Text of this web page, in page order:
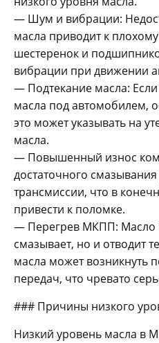
— Шум и вибрации:
масла приводит к
шестеренок и
вибрации при движении
— Подтекание масла:
масла под автомобилем,
это может указывать на
масла.
— Повышенный износ
достаточного
трансмиссии, что в
привести к поломке.
— Перегрев МКПП: Масло
смазывает, но и отводит
масла может возникнуть
передач, что чревато
### Причины низкого
Низкий уровень масла в